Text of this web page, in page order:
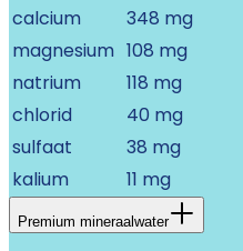
calcium
348 mg
magnesium 108 mg
natrium
118 mg
chlorid
40 mg
sulfaat
38 mg
kalium
11 mg
Premium mineraalwater